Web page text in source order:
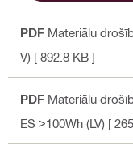
PDF Materiālu
V) [ 892.8 KB ]
PDF Materiālu
ES >100Wh (LV) [